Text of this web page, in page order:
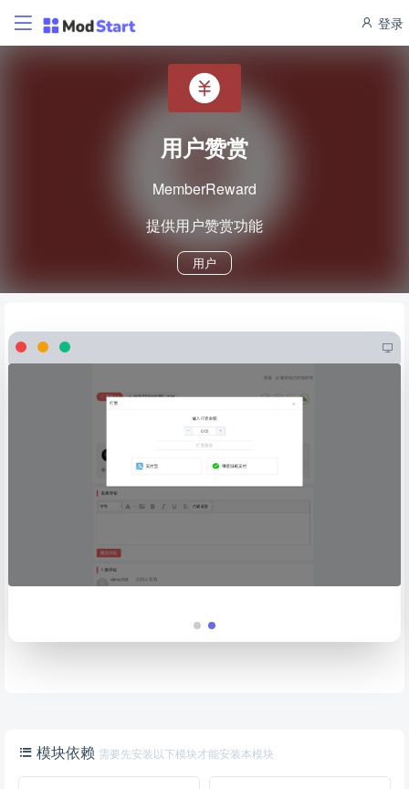
登录
用户赞赏
MemberReward
提供用户赞赏功能
用户
模块依赖 需要先安装以下模块才能安装本模块